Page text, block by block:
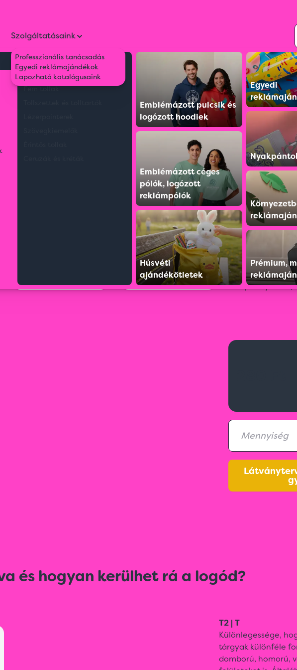
Környezetbarát tollak
Műanyag tollak
Fém tollak
Emblémázott pulcsik és
logózott hoodiek
Emblémázott céges
pólók, logózott
reklámpólók
Húsvéti
ajándékötletek
Egyedi
Prémium,
Szolgáltatásaink
Professzionális tanácsadás
Egyedi reklámajándékok
Lapozható katalógusaink
9231105
LED
LED lámpás
fénnyel.
kulcslyukba
Színválaszték:
Szín:
Méret:
9,6 × 2,4
Emblémázási
technológia:
és hogyan kerülhet rá a logód?
T2 | T
Különlegessége,
tárgyak különféle
domború, homorú,